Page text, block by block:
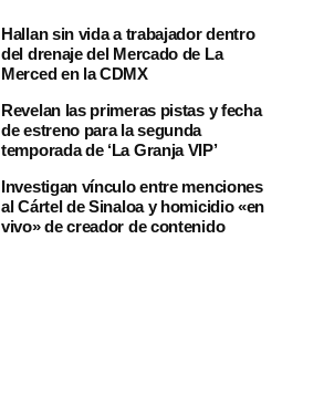
Hallan sin vida a trabajador dentro
del drenaje del Mercado de La
Merced en la CDMX
Revelan las primeras pistas y fecha
de estreno para la segunda
temporada de ‘La Granja VIP’
Investigan vínculo entre menciones
al Cártel de Sinaloa y homicidio «en
vivo» de creador de contenido